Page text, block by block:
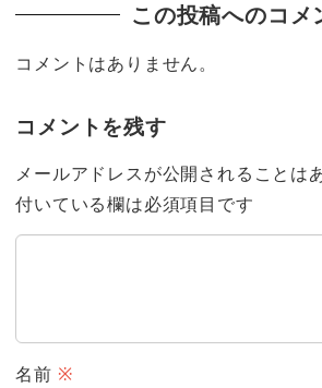
この投稿へのコメ
コメントはありません。
コメントを残す
メールアドレスが公開されることは
付いている欄は必須項目です
名前 ※